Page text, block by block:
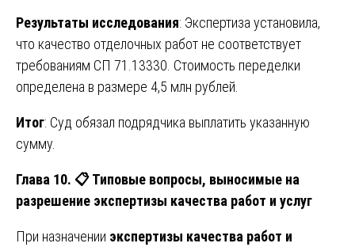
Результаты исследования: Экспертиза установила,
что качество отделочных работ не соответствует
требованиям СП 71.13330. Стоимость переделки
определена в размере 4,5 млн рублей.
Итог: Суд обязал подрядчика выплатить указанную
сумму.
Глава 10. 📋Типовые вопросы, выносимые на
разрешение экспертизы качества работ и услуг
При назначении экспертизы качества работ и